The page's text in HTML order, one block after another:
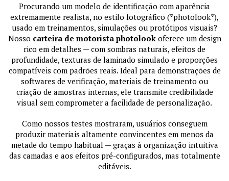
Procurando um modelo de identificação com aparência
extremamente realista, no estilo fotográfico (*photolook*),
usado em treinamentos, simulações ou protótipos visuais?
Nosso carteira de motorista photolookoferece um design
rico em detalhes — com sombras naturais, efeitos de
profundidade, texturas de laminado simulado e proporções
compatíveis com padrões reais. Ideal para demonstrações de
softwares de verificação, materiais de treinamento ou
criação de amostras internas, ele transmite credibilidade
visual sem comprometer a facilidade de personalização.
Como nossos testes mostraram, usuários conseguem
produzir materiais altamente convincentes em menos da
metade do tempo habitual — graças à organização intuitiva
das camadas e aos efeitos pré-configurados, mas totalmente
editáveis.